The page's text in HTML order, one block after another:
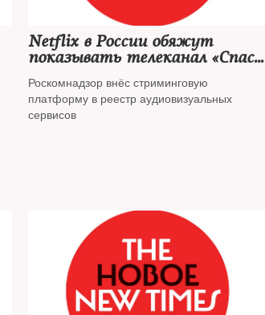
Netflix в России обяжут
показывать телеканал «Спас»
и защищать зрителей от
«гей-пропаганды»
Роскомнадзор внёс стриминговую
платформу в реестр аудиовизуальных
сервисов